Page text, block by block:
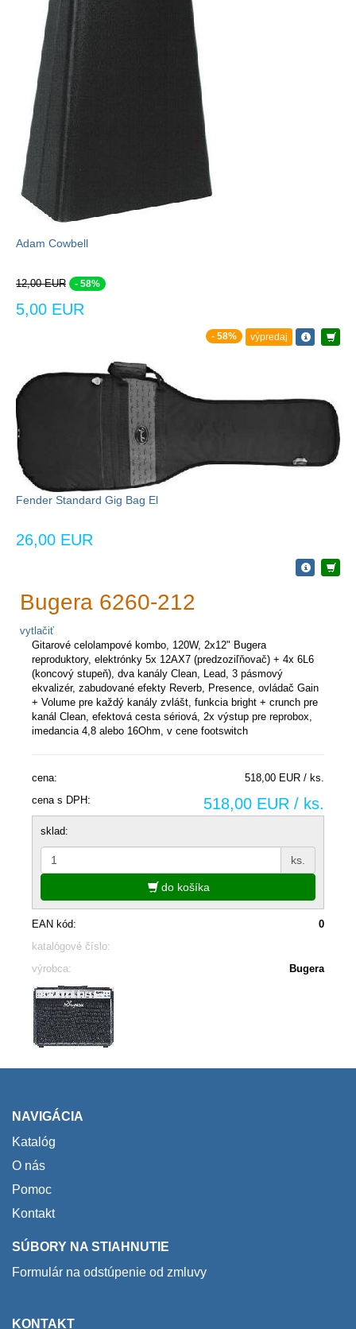
Adam Cowbell
12,00 EUR - 58%
5,00 EUR
- 58% výpredaj
Fender Standard Gig Bag El
26,00 EUR
Bugera 6260-212
vytlačiť
Gitarové celolampové kombo, 120W, 2x12" Bugera
reproduktory, elektrónky 5x 12AX7 (predzoziľňovač) + 4x 6L6
(koncový stupeň), dva kanály Clean, Lead, 3 pásmový
ekvalizér, zabudované efekty Reverb, Presence, ovládač Gain
+ Volume pre každý kanály zvlášt, funkcia bright + crunch pre
kanál Clean, efektová cesta sériová, 2x výstup pre reprobox,
imedancia 4,8 alebo 16Ohm, v cene footswitch
cena:
518,00 EUR / ks.
cena s DPH:
518,00 EUR / ks.
sklad:
ks.
do košíka
EAN kód:
0
katalógové číslo:
výrobca:
Bugera
NAVIGÁCIA
Katalóg
O nás
Pomoc
Kontakt
SÚBORY NA STIAHNUTIE
Formulár na odstúpenie od zmluvy
KONTAKT